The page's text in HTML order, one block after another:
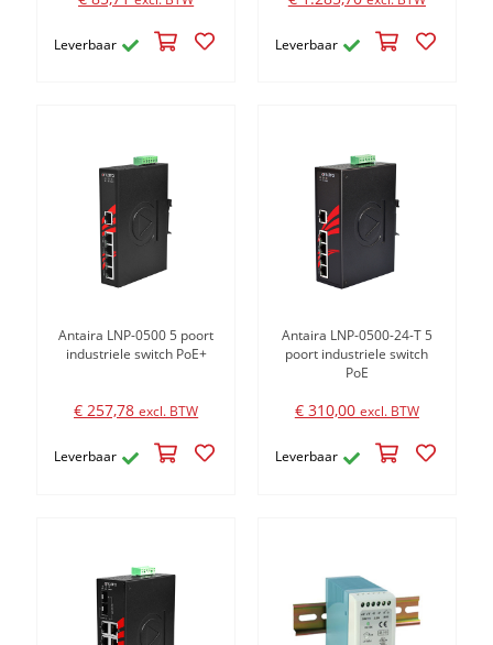
Leverbaar Leverbaar
Antaira LNP-0500 5 poort
industriele switch PoE+
€ 257,78excl. BTW
Leverbaar
Antaira LNP-0500-24-T 5
poort industriele switch
PoE
€ 310,00 excl. BTW
Leverbaar